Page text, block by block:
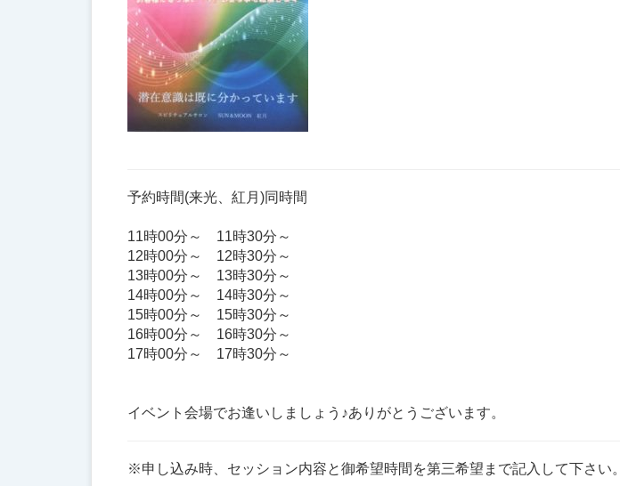
予約時間(来光、紅月)同時間
11時00分～ 11時30分～
12時00分～ 12時30分～
13時00分～ 13時30分～
14時00分～ 14時30分～
15時00分～ 15時30分～
16時00分～ 16時30分～
17時00分～ 17時30分～
イベント会場でお逢いしましょう♪ありがとうございます。
※申し込み時、セッション内容と御希望時間を第三希望まで記入して下さい。